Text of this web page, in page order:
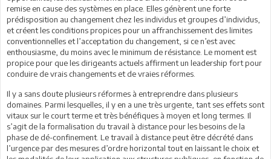
remise en cause des systèmes en place. Elles génèrent une forte
prédisposition au changement chez les individus et groupes d’individus,
et créent les conditions propices pour un affranchissement des limites
conventionnelles et l’acceptation du changement, si ce n’est avec
enthousiasme, du moins avec le minimum de résistance. Le moment est
propice pour que les dirigeants actuels affirment un leadership fort pour
conduire de vrais changements et de vraies réformes.
Il y a sans doute plusieurs réformes à entreprendre dans plusieurs
domaines. Parmi lesquelles, il y en a une très urgente, tant ses effets sont
vitaux sur le court terme et très bénéfiques à moyen et long termes. Il
s’agit de la formalisation du travail à distance pour les besoins de la
phase de dé-confinement. Le travail à distance peut être décrété dans
l’urgence par des mesures d’ordre horizontal tout en laissant le choix et